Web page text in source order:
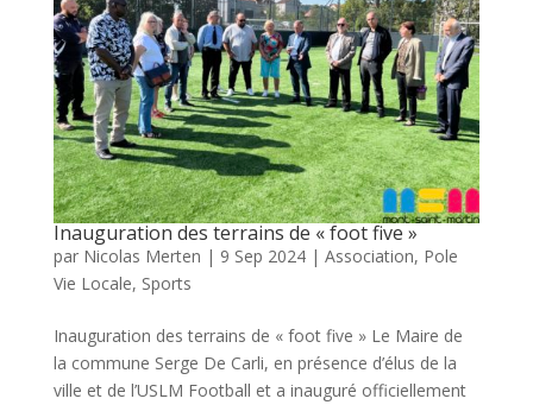
Inauguration des terrains de « foot five »
par Nicolas Merten | 9 Sep 2024| Association, Pole
Vie Locale, Sports
Inauguration des terrains de « foot five » Le Maire de
la commune Serge De Carli, en présence d’élus de la
ville et de l’USLM Football et a inauguré officiellement